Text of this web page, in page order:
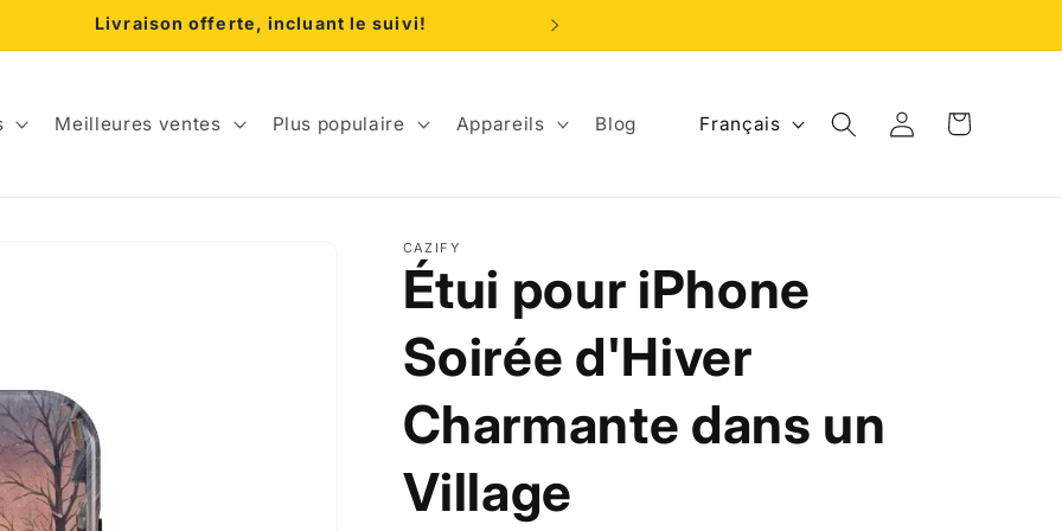
Livraison offerte, incluant le suivi!
Meilleures ventes Plus populaire Appareils Blog
L
u
e
Français ConnexionPanier
CAZIFY
Étui pour iPhone
Soirée d'Hiver
Charmante dans un
Village